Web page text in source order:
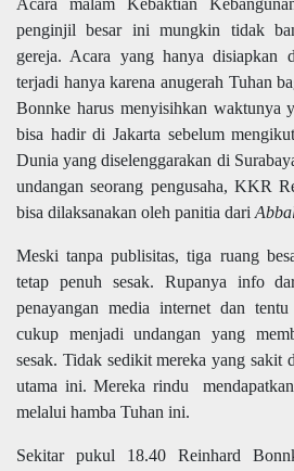
Acara malam Kebaktian
penginjil besar ini mungkin tidak
gereja. Acara yang hanya disiapkan
terjadi hanya karena anugerah Tuhan
Bonnke harus menyisihkan waktunya
bisa hadir di Jakarta sebelum
Dunia yang diselenggarakan di
undangan seorang pengusaha, KKR
bisa dilaksanakan oleh panitia dari
Meski tanpa publisitas, tiga ruang
tetap penuh sesak. Rupanya info
penayangan media internet dan
cukup menjadi undangan yang
sesak. Tidak sedikit mereka yang sakit
utama ini. Mereka rindu
melalui hamba Tuhan ini.
Sekitar pukul 18.40 Reinhard